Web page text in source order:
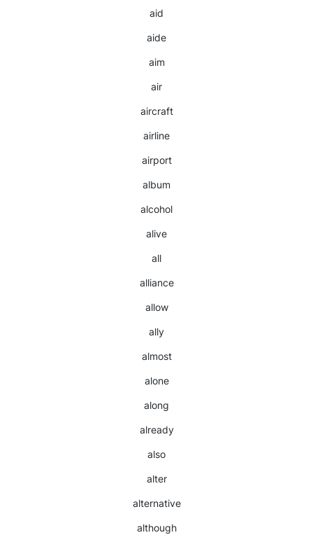
aid
aide
aim
air
aircraft
airline
airport
album
alcohol
alive
all
alliance
allow
ally
almost
alone
along
already
also
alter
alternative
although